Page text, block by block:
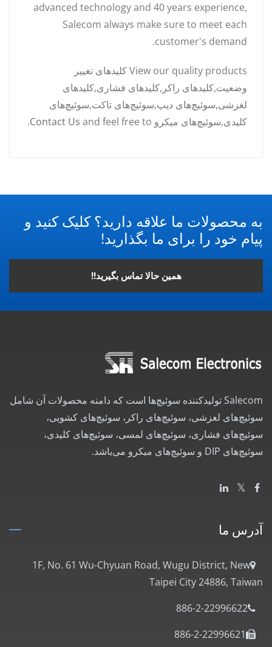
advanced technology and 40 years experience,
Salecom always make sure to meet each
customer's demand.
View our quality products کلیدهای تغییر
وضعیت,کلیدهای راکر,کلیدهای فشاری,کلیدهای
لغزشی,سوئیچ‌های دیپ,سوئیچ‌های تاکت,سوئیچ‌های
کلیدی,سوئیچ‌های میکرو and feel free to
Contact Us
.
به محصولات ما علاقه دارید؟ کلیک کنید و
پیام خود را برای ما بگذارید!
همین حالا تماس بگیرید!!
Salecom تولیدکننده سوئیچ‌ها است که دامنه محصولات آن شامل
سوئیچ‌های لغزشی، سوئیچ‌های راکر، سوئیچ‌های کشویی،
سوئیچ‌های فشاری، سوئیچ‌های لمسی، سوئیچ‌های کلیدی،
سوئیچ‌های DIP و سوئیچ‌های میکرو می‌باشد.
آدرس ما
1F, No. 61 Wu-Chyuan Road, Wugu District, New
Taipei City 24886, Taiwan
886-2-22996622
886-2-22996621